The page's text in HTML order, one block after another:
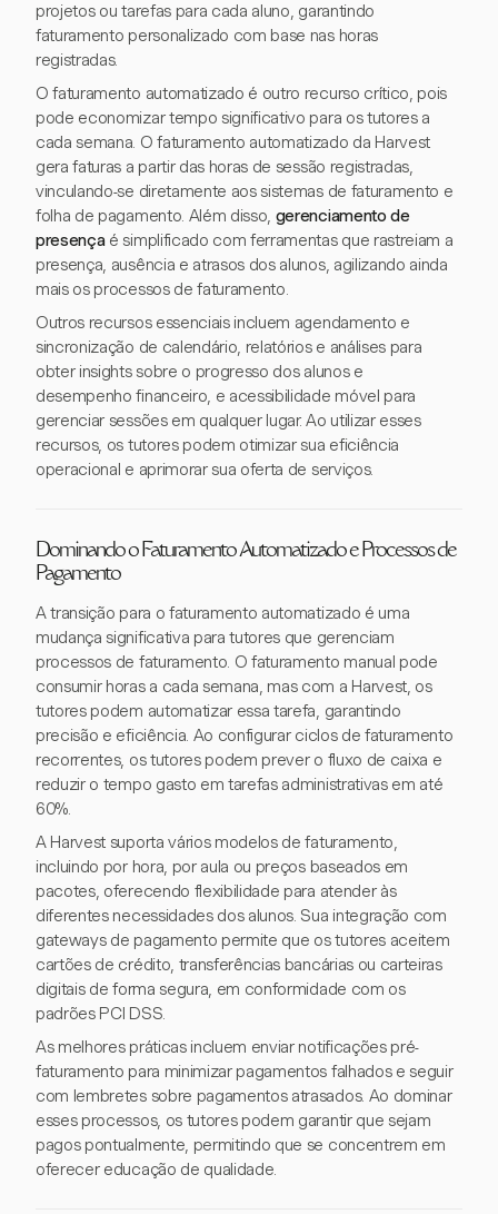
projetos ou tarefas para cada aluno, garantindo
faturamento personalizado com base nas horas
registradas.
O faturamento automatizado é outro recurso crítico, pois
pode economizar tempo significativo para os tutores a
cada semana. O faturamento automatizado da Harvest
gera faturas a partir das horas de sessão registradas,
vinculando-se diretamente aos sistemas de faturamento e
folha de pagamento. Além disso, gerenciamento de
presençaé simplificado com ferramentas que rastreiam a
presença, ausência e atrasos dos alunos, agilizando ainda
mais os processos de faturamento.
Outros recursos essenciais incluem agendamento e
sincronização de calendário, relatórios e análises para
obter insights sobre o progresso dos alunos e
desempenho financeiro, e acessibilidade móvel para
gerenciar sessões em qualquer lugar. Ao utilizar esses
recursos, os tutores podem otimizar sua eficiência
operacional e aprimorar sua oferta de serviços.
Dominando o Faturamento Automatizado e Processos de
Pagamento
A transição para o faturamento automatizado é uma
mudança significativa para tutores que gerenciam
processos de faturamento. O faturamento manual pode
consumir horas a cada semana, mas com a Harvest, os
tutores podem automatizar essa tarefa, garantindo
precisão e eficiência. Ao configurar ciclos de faturamento
recorrentes, os tutores podem prever o fluxo de caixa e
reduzir o tempo gasto em tarefas administrativas em até
60%.
A Harvest suporta vários modelos de faturamento,
incluindo por hora, por aula ou preços baseados em
pacotes, oferecendo flexibilidade para atender às
diferentes necessidades dos alunos. Sua integração com
gateways de pagamento permite que os tutores aceitem
cartões de crédito, transferências bancárias ou carteiras
digitais de forma segura, em conformidade com os
padrões PCI DSS.
As melhores práticas incluem enviar notificações pré-
faturamento para minimizar pagamentos falhados e seguir
com lembretes sobre pagamentos atrasados. Ao dominar
esses processos, os tutores podem garantir que sejam
pagos pontualmente, permitindo que se concentrem em
oferecer educação de qualidade.